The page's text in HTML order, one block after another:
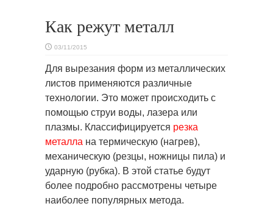
Как режут металл
03/11/2015
Для вырезания форм из металлических
листов применяются различные
технологии. Это может происходить с
помощью струи воды, лазера или
плазмы. Классифицируется резка
металла на термическую (нагрев),
механическую (резцы, ножницы пила) и
ударную (рубка). В этой статье будут
более подробно рассмотрены четыре
наиболее популярных метода.